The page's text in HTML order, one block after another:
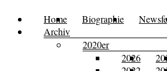
Zum
Inhalt
Kusi's
Tagebuch
Carpe
Menü Home Biographie
Archiv
2020er
2026